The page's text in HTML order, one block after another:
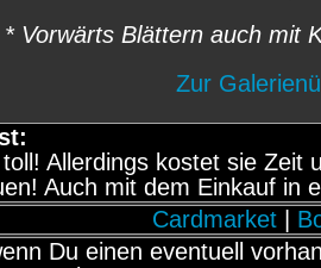
* Vorwärts Blättern auch mit
Zur
Allerdings kostet sie
Auch mit dem Einkauf in
Cardmarket
Du einen eventuell